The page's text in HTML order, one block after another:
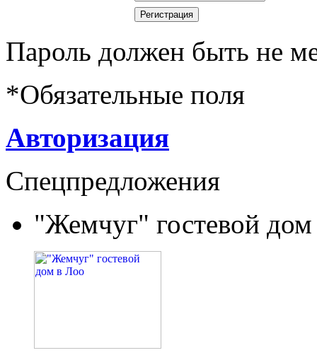
Пароль должен быть не
*Обязательные поля
Авторизация
Спецпредложения
"Жемчуг" гостевой